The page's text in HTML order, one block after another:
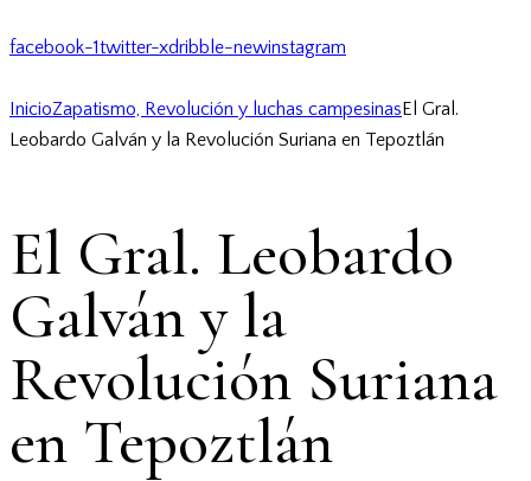
facebook-1twitter-xdribble-newinstagram
InicioZapatismo, Revolución y luchas campesinasEl Gral.
Leobardo Galván y la Revolución Suriana en Tepoztlán
El Gral. Leobardo
Galván y la
Revolución Suriana
en Tepoztlán